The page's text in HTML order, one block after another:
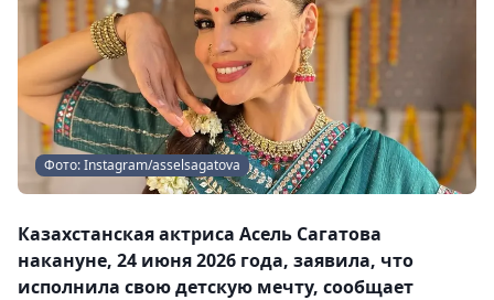
Фото: Instagram/asselsagatova
Казахстанская актриса Асель Сагатова
накануне, 24 июня 2026 года, заявила, что
исполнила свою детскую мечту, сообщает